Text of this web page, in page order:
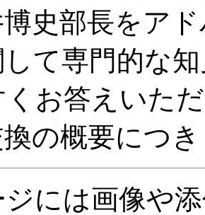
史部長をアド
て専門的な
お答えいた
の概要につ
ジには画像や